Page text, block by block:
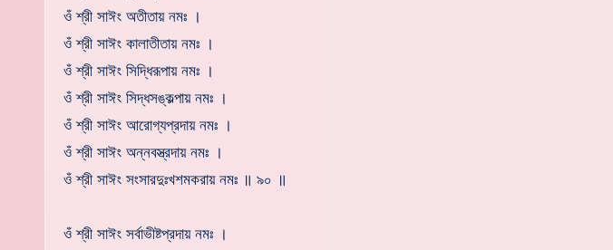
ওঁ শ্রী সাঈং অতীতায় নমঃ ।
ওঁ শ্রী সাঈং কালাতীতায় নমঃ ।
ওঁ শ্রী সাঈং সিদ্ধিরূপায় নমঃ ।
ওঁ শ্রী সাঈং সিদ্ধসঙ্কল্পায় নমঃ ।
ওঁ শ্রী সাঈং আরোগ্যপ্রদায় নমঃ ।
ওঁ শ্রী সাঈং অন্নবস্ত্রদায় নমঃ ।
ওঁ শ্রী সাঈং সংসারদুঃখশমকরায় নমঃ ॥ ৯০ ॥
ওঁ শ্রী সাঈং সর্বাভীষ্টপ্রদায় নমঃ ।